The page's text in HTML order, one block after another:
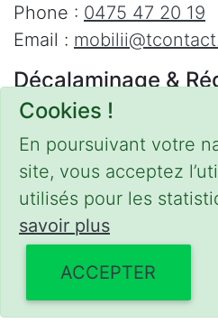
Cookies !
En poursuivant votre
site, vous acceptez
utilisés pour les
savoir plus
ACCEPTER
Phone : 0475 47 20 19
Email :
Décalaminage &
domicile
Interventions urgentes
les régions suivantes :
Bruxelles,Brabant
Hainaut,Liège
Limbourg,Flandre